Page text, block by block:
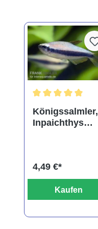
Königssalmler,
Inpaichthys
4,49 €*
Kaufen